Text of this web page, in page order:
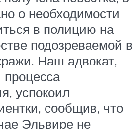
о необходимости
в полицию на
подозреваемой в
Наш адвокат,
процесса
успокоил
сообщив, что
Эльвире не